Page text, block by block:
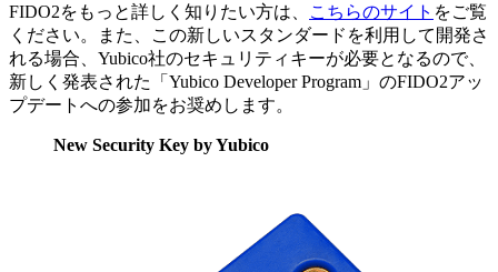
FIDO2をもっと詳しく知りたい方は、 こちらのサイト をご覧
ください。また、この新しいスタンダードを利用して開発さ
れる場合、Yubico社のセキュリティキーが必要となるので、
新しく発表された「Yubico Developer Program」のFIDO2アッ
プデートへの参加をお奨めします。
New Security Key by Yubico